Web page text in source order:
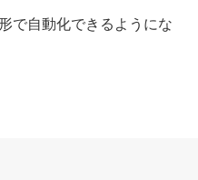
で自動化できるようにな